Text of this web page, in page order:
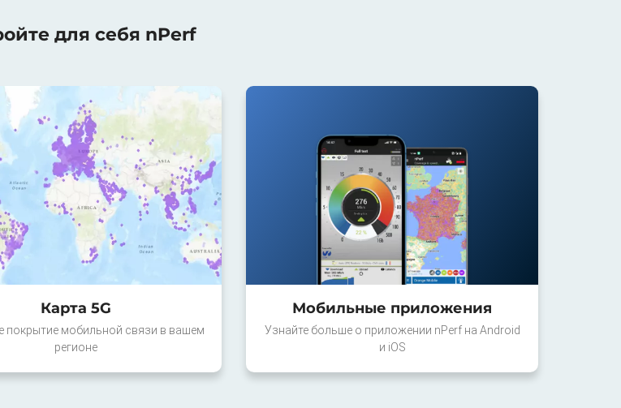
для себя nPerf
Карта 5G
покрытие мобильной связи в вашем
регионе
Мобильные приложения
Узнайте больше о приложении nPerf на Android
и iOS